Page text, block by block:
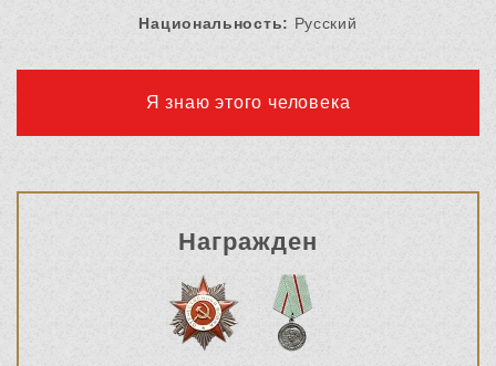
Национальность: Русский
Я знаю этого человека
Награжден